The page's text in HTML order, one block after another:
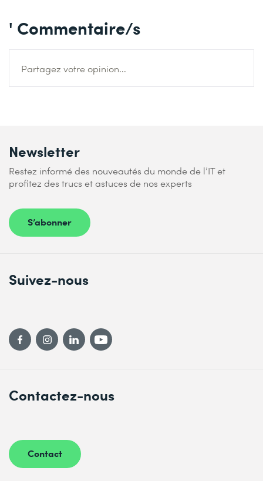
' Commentaire/s
Partagez votre opinion...
Newsletter
Restez informé des nouveautés du monde de l’IT et
profitez des trucs et astuces de nos experts
S’abonner
Contactez-nous
Contact
Suivez-nous